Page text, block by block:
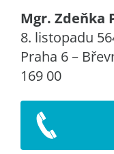
Mgr. Zdeňka
8. listopadu
Praha 6 –
169 00